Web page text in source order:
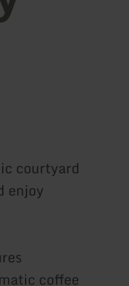
courtyard
enjoy
coffee